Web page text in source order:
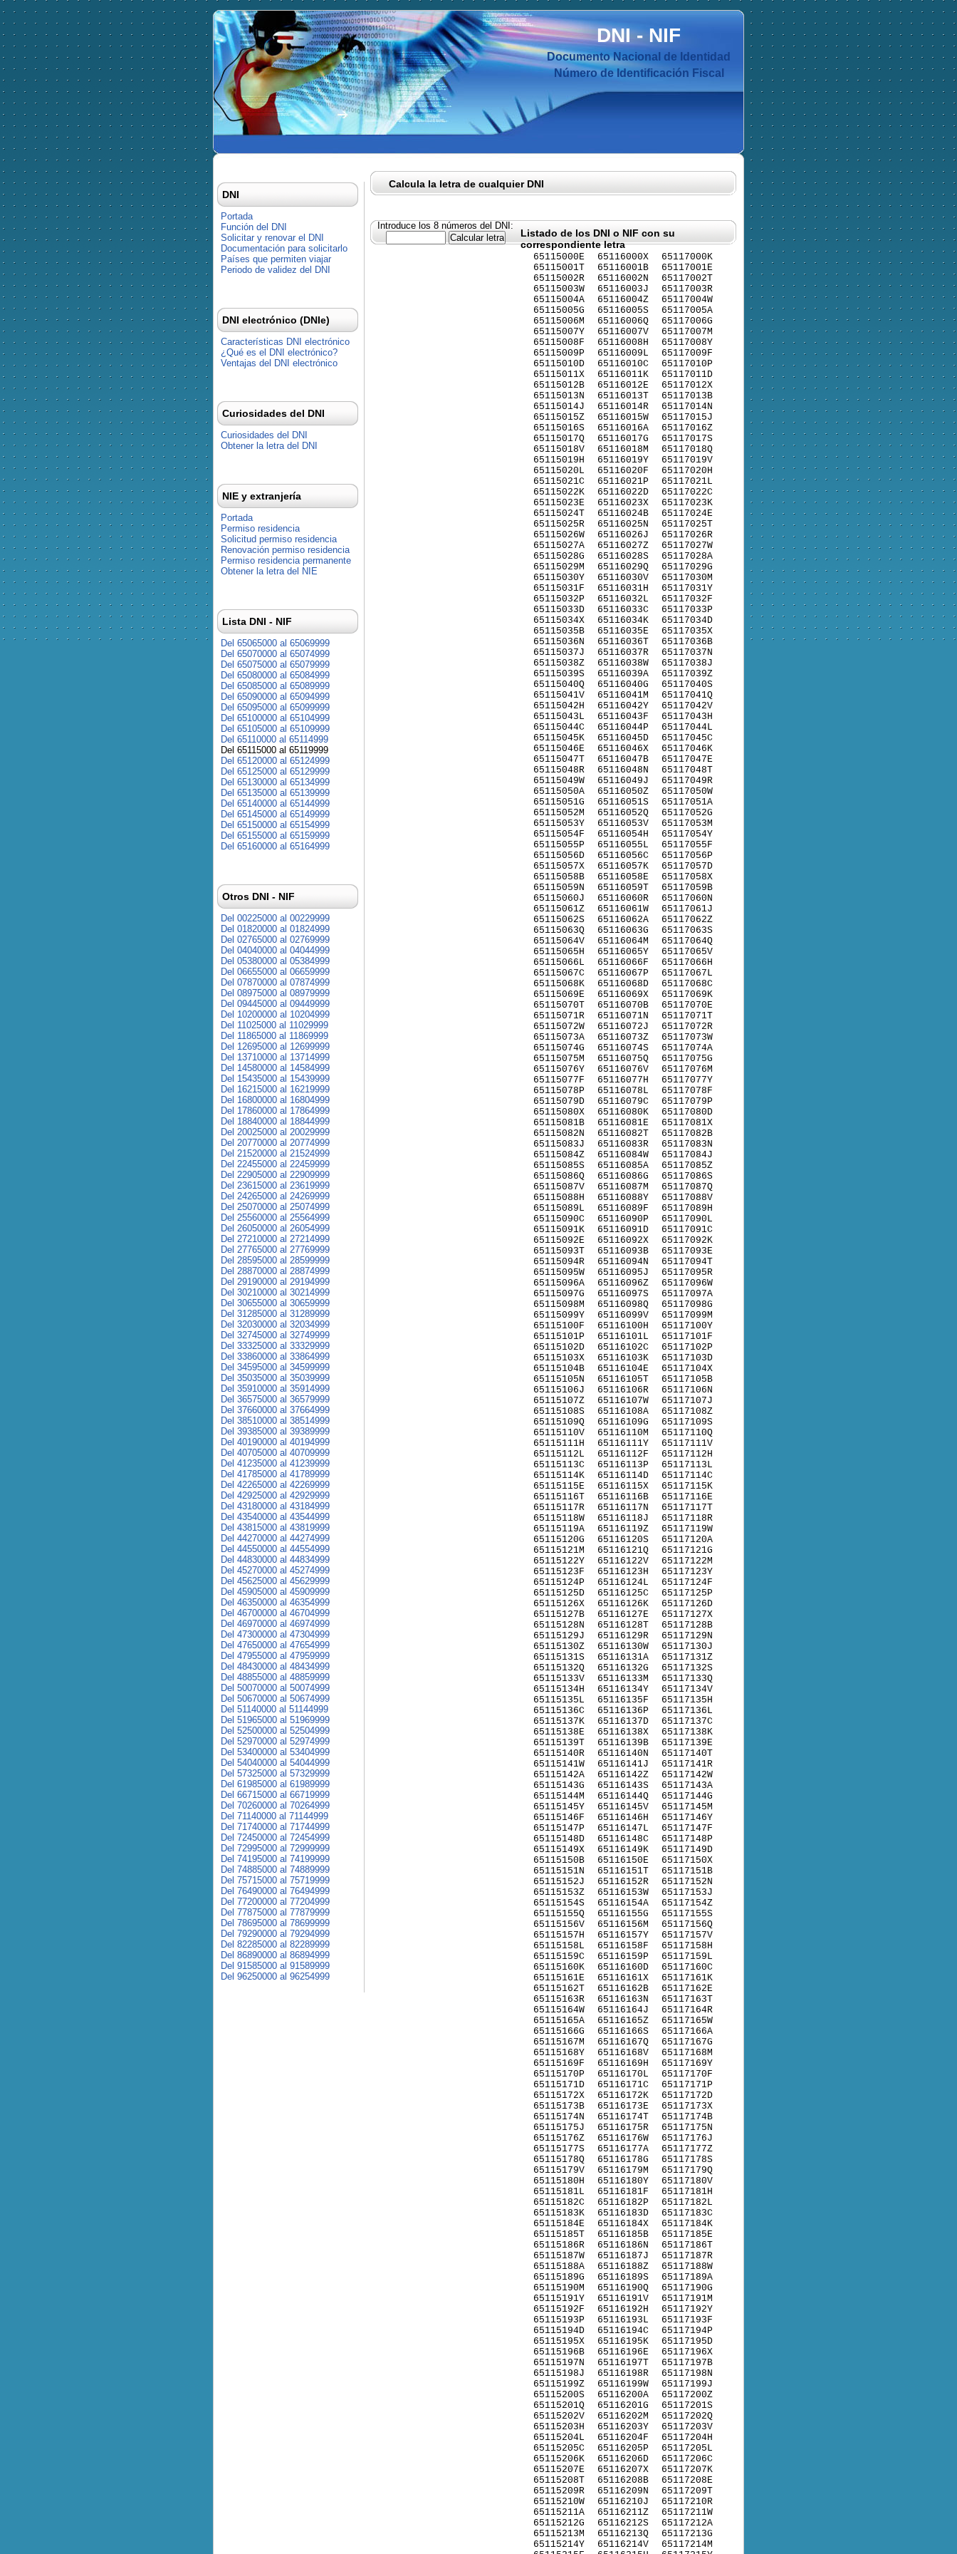
DNI-NIF
Documento Nacional de Identidad
Número de Identificación Fiscal
Calcula la letra de cualquier DNI
Introduce los 8 números del DNI:
Listado de los DNI o NIF con su
correspondiente letra
65115000E
65115001T
65115002R
65115003W
65115004A
65115005G
65115006M
65115007Y
65115008F
65115009P
65115010D
65115011X
65115012B
65115013N
65115014J
65115015Z
65115016S
65115017Q
65115018V
65115019H
65115020L
65115021C
65115022K
65115023E
65115024T
65115025R
65115026W
65115027A
65115028G
65115029M
65115030Y
65115031F
65115032P
65115033D
65115034X
65115035B
65115036N
65115037J
65115038Z
65115039S
65115040Q
65115041V
65115042H
65115043L
65115044C
65115045K
65115046E
65115047T
65115048R
65115049W
65115050A
65115051G
65115052M
65115053Y
65115054F
65115055P
65115056D
65115057X
65115058B
65115059N
65115060J
65115061Z
65115062S
65115063Q
65115064V
65115065H
65115066L
65115067C
65115068K
65115069E
65115070T
65115071R
65115072W
65115073A
65115074G
65115075M
65115076Y
65115077F
65115078P
65115079D
65115080X
65115081B
65115082N
65115083J
65115084Z
65115085S
65115086Q
65115087V
65115088H
65115089L
65115090C
65115091K
65115092E
65115093T
65115094R
65115095W
65115096A
65115097G
65115098M
65115099Y
65115100F
65115101P
65115102D
65115103X
65115104B
65115105N
65115106J
65115107Z
65115108S
65115109Q
65115110V
65115111H
65115112L
65115113C
65115114K
65115115E
65115116T
65115117R
65115118W
65115119A
65115120G
65115121M
65115122Y
65115123F
65115124P
65115125D
65115126X
65115127B
65115128N
65115129J
65115130Z
65115131S
65115132Q
65115133V
65115134H
65115135L
65115136C
65115137K
65115138E
65115139T
65115140R
65115141W
65115142A
65115143G
65115144M
65115145Y
65115146F
65115147P
65115148D
65115149X
65115150B
65115151N
65115152J
65115153Z
65115154S
65115155Q
65115156V
65115157H
65115158L
65115159C
65115160K
65115161E
65115162T
65115163R
65115164W
65115165A
65115166G
65115167M
65115168Y
65115169F
65115170P
65115171D
65115172X
65115173B
65115174N
65115175J
65115176Z
65115177S
65115178Q
65115179V
65115180H
65115181L
65115182C
65115183K
65115184E
65115185T
65115186R
65115187W
65115188A
65115189G
65115190M
65115191Y
65115192F
65115193P
65115194D
65115195X
65115196B
65115197N
65115198J
65115199Z
65115200S
65115201Q
65115202V
65115203H
65115204L
65115205C
65115206K
65115207E
65115208T
65115209R
65115210W
65115211A
65115212G
65115213M
65115214Y
65116000X
65116001B
65116002N
65116003J
65116004Z
65116005S
65116006Q
65116007V
65116008H
65116009L
65116010C
65116011K
65116012E
65116013T
65116014R
65116015W
65116016A
65116017G
65116018M
65116019Y
65116020F
65116021P
65116022D
65116023X
65116024B
65116025N
65116026J
65116027Z
65116028S
65116029Q
65116030V
65116031H
65116032L
65116033C
65116034K
65116035E
65116036T
65116037R
65116038W
65116039A
65116040G
65116041M
65116042Y
65116043F
65116044P
65116045D
65116046X
65116047B
65116048N
65116049J
65116050Z
65116051S
65116052Q
65116053V
65116054H
65116055L
65116056C
65116057K
65116058E
65116059T
65116060R
65116061W
65116062A
65116063G
65116064M
65116065Y
65116066F
65116067P
65116068D
65116069X
65116070B
65116071N
65116072J
65116073Z
65116074S
65116075Q
65116076V
65116077H
65116078L
65116079C
65116080K
65116081E
65116082T
65116083R
65116084W
65116085A
65116086G
65116087M
65116088Y
65116089F
65116090P
65116091D
65116092X
65116093B
65116094N
65116095J
65116096Z
65116097S
65116098Q
65116099V
65116100H
65116101L
65116102C
65116103K
65116104E
65116105T
65116106R
65116107W
65116108A
65116109G
65116110M
65116111Y
65116112F
65116113P
65116114D
65116115X
65116116B
65116117N
65116118J
65116119Z
65116120S
65116121Q
65116122V
65116123H
65116124L
65116125C
65116126K
65116127E
65116128T
65116129R
65116130W
65116131A
65116132G
65116133M
65116134Y
65116135F
65116136P
65116137D
65116138X
65116139B
65116140N
65116141J
65116142Z
65116143S
65116144Q
65116145V
65116146H
65116147L
65116148C
65116149K
65116150E
65116151T
65116152R
65116153W
65116154A
65116155G
65116156M
65116157Y
65116158F
65116159P
65116160D
65116161X
65116162B
65116163N
65116164J
65116165Z
65116166S
65116167Q
65116168V
65116169H
65116170L
65116171C
65116172K
65116173E
65116174T
65116175R
65116176W
65116177A
65116178G
65116179M
65116180Y
65116181F
65116182P
65116183D
65116184X
65116185B
65116186N
65116187J
65116188Z
65116189S
65116190Q
65116191V
65116192H
65116193L
65116194C
65116195K
65116196E
65116197T
65116198R
65116199W
65116200A
65116201G
65116202M
65116203Y
65116204F
65116205P
65116206D
65116207X
65116208B
65116209N
65116210J
65116211Z
65116212S
65116213Q
65116214V
65117000K
65117001E
65117002T
65117003R
65117004W
65117005A
65117006G
65117007M
65117008Y
65117009F
65117010P
65117011D
65117012X
65117013B
65117014N
65117015J
65117016Z
65117017S
65117018Q
65117019V
65117020H
65117021L
65117022C
65117023K
65117024E
65117025T
65117026R
65117027W
65117028A
65117029G
65117030M
65117031Y
65117032F
65117033P
65117034D
65117035X
65117036B
65117037N
65117038J
65117039Z
65117040S
65117041Q
65117042V
65117043H
65117044L
65117045C
65117046K
65117047E
65117048T
65117049R
65117050W
65117051A
65117052G
65117053M
65117054Y
65117055F
65117056P
65117057D
65117058X
65117059B
65117060N
65117061J
65117062Z
65117063S
65117064Q
65117065V
65117066H
65117067L
65117068C
65117069K
65117070E
65117071T
65117072R
65117073W
65117074A
65117075G
65117076M
65117077Y
65117078F
65117079P
65117080D
65117081X
65117082B
65117083N
65117084J
65117085Z
65117086S
65117087Q
65117088V
65117089H
65117090L
65117091C
65117092K
65117093E
65117094T
65117095R
65117096W
65117097A
65117098G
65117099M
65117100Y
65117101F
65117102P
65117103D
65117104X
65117105B
65117106N
65117107J
65117108Z
65117109S
65117110Q
65117111V
65117112H
65117113L
65117114C
65117115K
65117116E
65117117T
65117118R
65117119W
65117120A
65117121G
65117122M
65117123Y
65117124F
65117125P
65117126D
65117127X
65117128B
65117129N
65117130J
65117131Z
65117132S
65117133Q
65117134V
65117135H
65117136L
65117137C
65117138K
65117139E
65117140T
65117141R
65117142W
65117143A
65117144G
65117145M
65117146Y
65117147F
65117148P
65117149D
65117150X
65117151B
65117152N
65117153J
65117154Z
65117155S
65117156Q
65117157V
65117158H
65117159L
65117160C
65117161K
65117162E
65117163T
65117164R
65117165W
65117166A
65117167G
65117168M
65117169Y
65117170F
65117171P
65117172D
65117173X
65117174B
65117175N
65117176J
65117177Z
65117178S
65117179Q
65117180V
65117181H
65117182L
65117183C
65117184K
65117185E
65117186T
65117187R
65117188W
65117189A
65117190G
65117191M
65117192Y
65117193F
65117194P
65117195D
65117196X
65117197B
65117198N
65117199J
65117200Z
65117201S
65117202Q
65117203V
65117204H
65117205L
65117206C
65117207K
65117208E
65117209T
65117210R
65117211W
65117212A
65117213G
65117214M
DNI
Portada
Función del DNI
Solicitar y renovar el DNI
Documentación para solicitarlo
Países que permiten viajar
Periodo de validez del DNI
DNI electrónico (DNIe)
Características DNI electrónico
¿Qué es el DNI electrónico?
Ventajas del DNI electrónico
Curiosidades del DNI
Curiosidades del DNI
Obtener la letra del DNI
NIE y extranjería
Portada
Permiso residencia
Solicitud permiso residencia
Renovación permiso residencia
Permiso residencia permanente
Obtener la letra del NIE
Lista DNI - NIF
Del 65065000 al 65069999
Del 65070000 al 65074999
Del 65075000 al 65079999
Del 65080000 al 65084999
Del 65085000 al 65089999
Del 65090000 al 65094999
Del 65095000 al 65099999
Del 65100000 al 65104999
Del 65105000 al 65109999
Del 65110000 al 65114999
Del 65115000 al 65119999
Del 65120000 al 65124999
Del 65125000 al 65129999
Del 65130000 al 65134999
Del 65135000 al 65139999
Del 65140000 al 65144999
Del 65145000 al 65149999
Del 65150000 al 65154999
Del 65155000 al 65159999
Del 65160000 al 65164999
Otros DNI - NIF
Del 00225000 al 00229999
Del 01820000 al 01824999
Del 02765000 al 02769999
Del 04040000 al 04044999
Del 05380000 al 05384999
Del 06655000 al 06659999
Del 07870000 al 07874999
Del 08975000 al 08979999
Del 09445000 al 09449999
Del 10200000 al 10204999
Del 11025000 al 11029999
Del 11865000 al 11869999
Del 12695000 al 12699999
Del 13710000 al 13714999
Del 14580000 al 14584999
Del 15435000 al 15439999
Del 16215000 al 16219999
Del 16800000 al 16804999
Del 17860000 al 17864999
Del 18840000 al 18844999
Del 20025000 al 20029999
Del 20770000 al 20774999
Del 21520000 al 21524999
Del 22455000 al 22459999
Del 22905000 al 22909999
Del 23615000 al 23619999
Del 24265000 al 24269999
Del 25070000 al 25074999
Del 25560000 al 25564999
Del 26050000 al 26054999
Del 27210000 al 27214999
Del 27765000 al 27769999
Del 28595000 al 28599999
Del 28870000 al 28874999
Del 29190000 al 29194999
Del 30210000 al 30214999
Del 30655000 al 30659999
Del 31285000 al 31289999
Del 32030000 al 32034999
Del 32745000 al 32749999
Del 33325000 al 33329999
Del 33860000 al 33864999
Del 34595000 al 34599999
Del 35035000 al 35039999
Del 35910000 al 35914999
Del 36575000 al 36579999
Del 37660000 al 37664999
Del 38510000 al 38514999
Del 39385000 al 39389999
Del 40190000 al 40194999
Del 40705000 al 40709999
Del 41235000 al 41239999
Del 41785000 al 41789999
Del 42265000 al 42269999
Del 42925000 al 42929999
Del 43180000 al 43184999
Del 43540000 al 43544999
Del 43815000 al 43819999
Del 44270000 al 44274999
Del 44550000 al 44554999
Del 44830000 al 44834999
Del 45270000 al 45274999
Del 45625000 al 45629999
Del 45905000 al 45909999
Del 46350000 al 46354999
Del 46700000 al 46704999
Del 46970000 al 46974999
Del 47300000 al 47304999
Del 47650000 al 47654999
Del 47955000 al 47959999
Del 48430000 al 48434999
Del 48855000 al 48859999
Del 50070000 al 50074999
Del 50670000 al 50674999
Del 51140000 al 51144999
Del 51965000 al 51969999
Del 52500000 al 52504999
Del 52970000 al 52974999
Del 53400000 al 53404999
Del 54040000 al 54044999
Del 57325000 al 57329999
Del 61985000 al 61989999
Del 66715000 al 66719999
Del 70260000 al 70264999
Del 71140000 al 71144999
Del 71740000 al 71744999
Del 72450000 al 72454999
Del 72995000 al 72999999
Del 74195000 al 74199999
Del 74885000 al 74889999
Del 75715000 al 75719999
Del 76490000 al 76494999
Del 77200000 al 77204999
Del 77875000 al 77879999
Del 78695000 al 78699999
Del 79290000 al 79294999
Del 82285000 al 82289999
Del 86890000 al 86894999
Del 91585000 al 91589999
Del 96250000 al 96254999